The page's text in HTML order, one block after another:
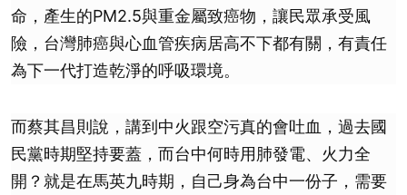
命，產生的PM2.5與重金屬致癌物，讓民眾承受風
險，台灣肺癌與心血管疾病居高不下都有關，有責任
為下一代打造乾淨的呼吸環境。
而蔡其昌則說，講到中火跟空污真的會吐血，過去國
民黨時期堅持要蓋，而台中何時用肺發電、火力全
開？就是在馬英九時期，自己身為台中一份子，需要